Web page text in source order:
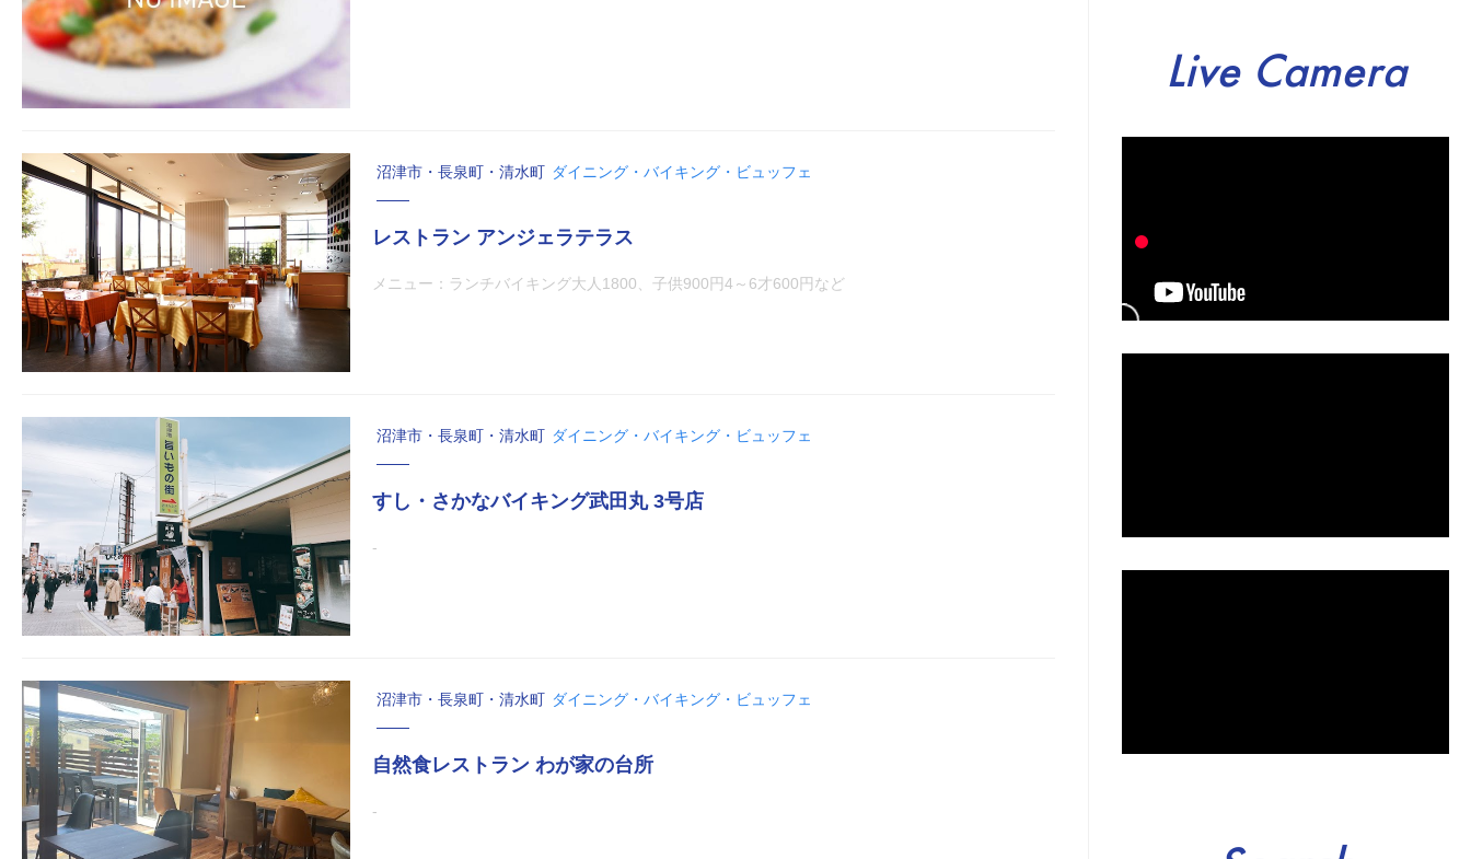
沼津市・長泉町・清水町 ダイニング・バイキング・ビュッフェ
レストラン アンジェラテラス
メニュー：ランチバイキング大人1800、子供900円4～6才600円など
沼津市・長泉町・清水町 ダイニング・バイキング・ビュッフェ
すし・さかなバイキング武田丸 3号店
‐
沼津市・長泉町・清水町 ダイニング・バイキング・ビュッフェ
自然食レストラン わが家の台所
‐
Live Camera